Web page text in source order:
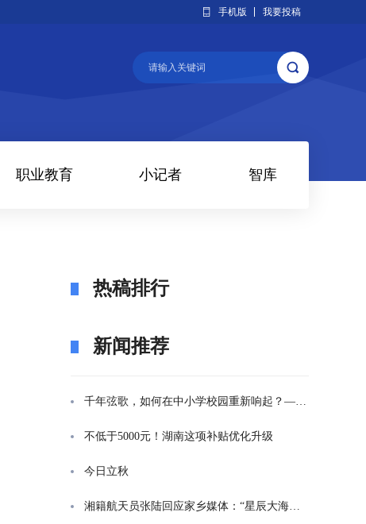
手机版 我要投稿
职业教育 小记者 智库
热稿排行
新闻推荐
千年弦歌，如何在中小学校园重新响起？——湖南首届中小学书院制建设研讨会观察
不低于5000元！湖南这项补贴优化升级
今日立秋
湘籍航天员张陆回应家乡媒体：“星辰大海是一群人的长征”